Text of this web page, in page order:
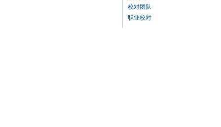
校对团队
职业校对